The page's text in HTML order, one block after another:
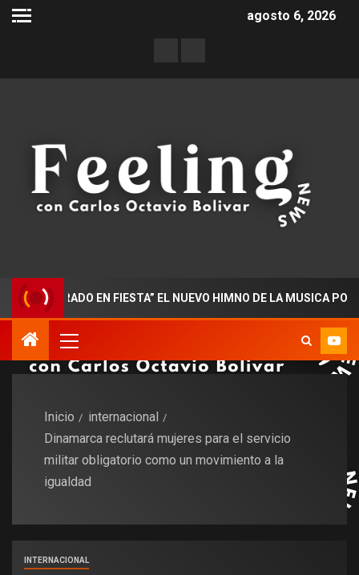
agosto 6, 2026
EN FIESTA” EL NUEVO HIMNO DE LA MUSICA POPULAR
Inicio
internacional
Dinamarca reclutará mujeres para el servicio
militar obligatorio como un movimiento a la
igualdad
INTERNACIONAL